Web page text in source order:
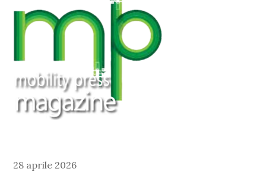
28 aprile 2026